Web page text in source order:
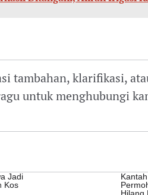
tambahan, klarifikasi,
untuk menghubungi
Jadi
Kos